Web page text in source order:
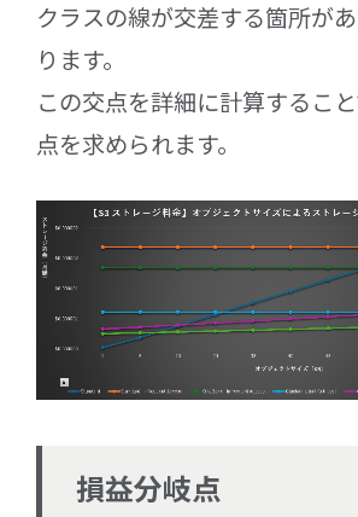
クラスの線が交差する箇所が
ります。
この交点を詳細に計算するこ
点を求められます。
損益分岐点